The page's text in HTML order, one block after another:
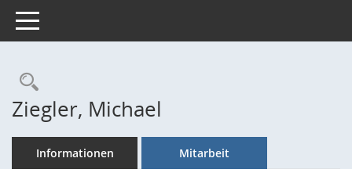
Toggle navigation
Rechercheauswahl
Ziegler, Michael
Informationen Mitarbeit